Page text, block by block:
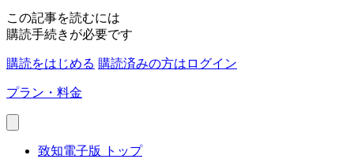
この記事を読むには
購読手続きが必要です
購読をはじめる 購読済みの方はログイン
プラン・料金
致知電子版 トップ